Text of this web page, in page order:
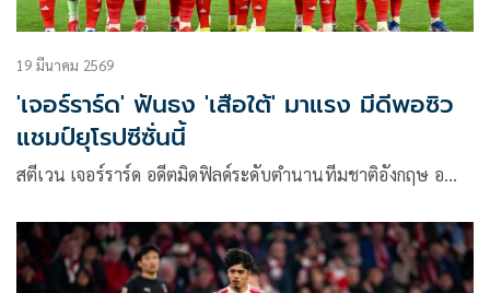
19 มีนาคม 2569
'เจอร์ราร์ด' ฟันธง 'เสือใต้' มาแรง มีดีพอซิว
แชมป์ยุโรปซีซั่นนี้
สตีเวน เจอร์ราร์ด อดีตมิดฟิลด์ระดับตำนานทีมชาติอังกฤษ อ…